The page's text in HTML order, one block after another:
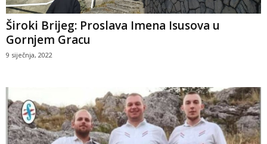
Široki Brijeg: Proslava Imena Isusova u
Gornjem Gracu
9 siječnja, 2022